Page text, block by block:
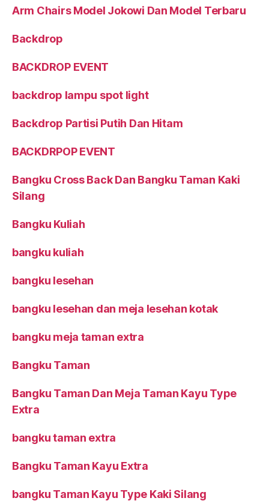
Arm Chairs Model Jokowi Dan Model Terbaru
Backdrop
BACKDROP EVENT
backdrop lampu spot light
Backdrop Partisi Putih Dan Hitam
BACKDRPOP EVENT
Bangku Cross Back Dan Bangku Taman Kaki
Silang
Bangku Kuliah
bangku kuliah
bangku lesehan
bangku lesehan dan meja lesehan kotak
bangku meja taman extra
Bangku Taman
Bangku Taman Dan Meja Taman Kayu Type
Extra
bangku taman extra
Bangku Taman Kayu Extra
bangku Taman Kayu Type Kaki Silang